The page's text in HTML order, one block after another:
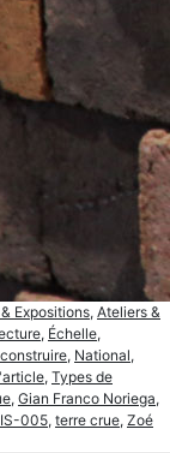
Expositions, Ateliers &
, Échelle,
, National,
, Types de
, Gian Franco Noriega,
005, terre crue, Zoé